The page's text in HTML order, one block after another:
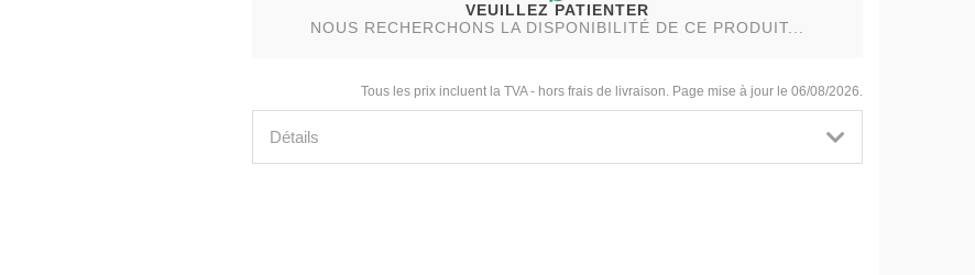
VEUILLEZ PATIENTER
NOUS RECHERCHONS LA DISPONIBILITÉ DE CE PRODUIT...
Tous les prix incluent la TVA - hors frais de livraison. Page mise à jour le 06/08/2026.
Détails